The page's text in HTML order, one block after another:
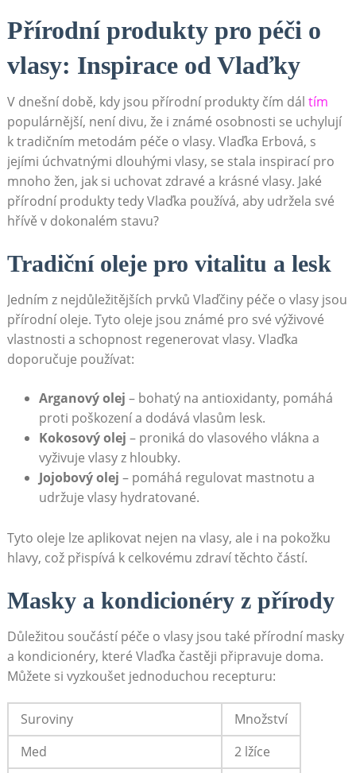
Přírodní produkty pro péči o
vlasy: Inspirace od Vlaďky
V dnešní době, kdy jsou přírodní produkty čím dál tím
populárnější, není divu, že i známé osobnosti se uchylují
k tradičním metodám péče o vlasy. Vlaďka Erbová, s
jejími úchvatnými dlouhými vlasy, se stala inspirací pro
mnoho žen, jak si uchovat zdravé a krásné vlasy. Jaké
přírodní produkty tedy Vlaďka používá, aby udržela své
hřívě v dokonalém stavu?
Tradiční oleje pro vitalitu a lesk
Jedním z nejdůležitějších prvků Vlaďčiny péče o vlasy jsou
přírodní oleje. Tyto oleje jsou známé pro své výživové
vlastnosti a schopnost regenerovat vlasy. Vlaďka
doporučuje používat:
Arganový olej – bohatý na antioxidanty, pomáhá
proti poškození a dodává vlasům lesk.
Kokosový olej – proniká do vlasového vlákna a
vyživuje vlasy z hloubky.
Jojobový olej – pomáhá regulovat mastnotu a
udržuje vlasy hydratované.
Tyto oleje lze aplikovat nejen na vlasy, ale i na pokožku
hlavy, což přispívá k celkovému zdraví těchto částí.
Masky a kondicionéry z přírody
Důležitou součástí péče o vlasy jsou také přírodní masky
a kondicionéry, které Vlaďka častěji připravuje doma.
Můžete si vyzkoušet jednoduchou recepturu:
Suroviny
Množství
Med
2 lžíce